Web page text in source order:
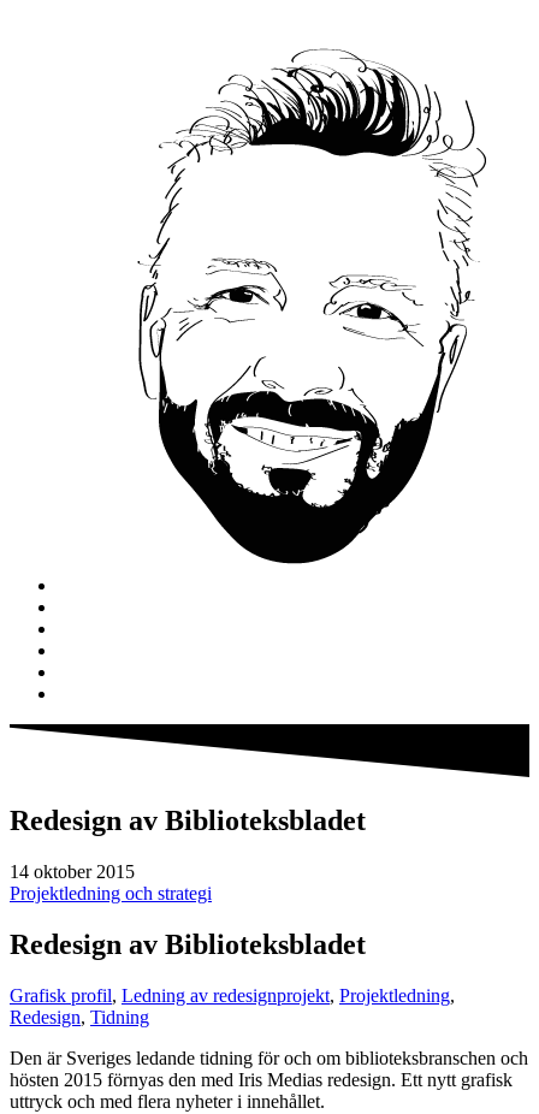
Redesign av Biblioteksbladet
14 oktober 2015
Projektledning och strategi
Redesign av Biblioteksbladet
Grafisk profil, Ledning av redesignprojekt, Projektledning,
Redesign, Tidning
Den är Sveriges ledande tidning för och om biblioteksbranschen och
hösten 2015 förnyas den med Iris Medias redesign. Ett nytt grafisk
uttryck och med flera nyheter i innehållet.